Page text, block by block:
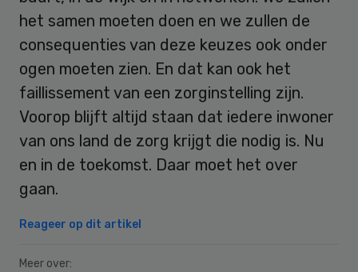
het samen moeten doen en we zullen de
consequenties van deze keuzes ook onder
ogen moeten zien. En dat kan ook het
faillissement van een zorginstelling zijn.
Voorop blijft altijd staan dat iedere inwoner
van ons land de zorg krijgt die nodig is. Nu
en in de toekomst. Daar moet het over
gaan.
Reageer op dit artikel
Meer over: